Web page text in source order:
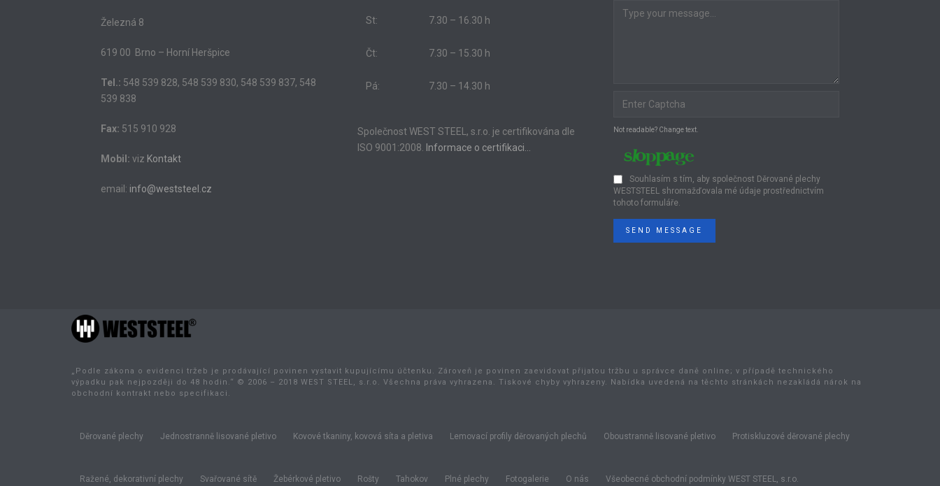
Železná 8
619 00 Brno – Horní Heršpice
Tel.: 548 539 828, 548 539 830, 548 539 837, 548
539 838
Fax: 515 910 928
Mobil: viz Kontakt
email: info@weststeel.cz
St: 7.30 – 16.30 h
Čt: 7.30 – 15.30 h
Pá: 7.30 – 14.30 h
Společnost WEST STEEL, s.r.o. je certifikována dle
ISO 9001:2008.
Informace o certifikaci…
Not readable? Change text.
Souhlasím s tím, aby společnost Děrované plechy
WESTSTEEL shromažďovala mé údaje prostřednictvím
tohoto formuláře.
SEND MESSAGE
„Podle zákona o evidenci tržeb je prodávající povinen vystavit kupujícímu účtenku. Zároveň je povinen zaevidovat přijatou tržbu u správce daně online; v případě technického
výpadku pak nejpozději do 48 hodin.“ © 2006 – 2018 WEST STEEL, s.r.o. Všechna práva vyhrazena. Tiskové chyby vyhrazeny. Nabídka uvedená na těchto stránkách nezakládá nárok na
obchodní kontrakt nebo specifikaci.
Děrované plechy Jednostranně lisované pletivo Kovové tkaniny, kovová síta a pletiva Lemovací profily děrovaných plechů Oboustranně lisované pletivo Protiskluzové děrované plechy
Ražené, dekorativní plechy Svařované sítě Žebérkové pletivo Rošty Tahokov Plné plechy Fotogalerie O nás Všeobecné obchodní podmínky WEST STEEL, s.r.o.